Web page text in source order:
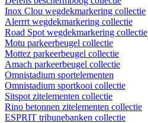
Inox Clou wegdekmarkering collectie
Alerrrt wegdekmarkering collectie
Road Spot wegdekmarkering collectie
Motu parkeerbeugel collectie
Mottez parkeerbeugel collectie
Amach parkeerbeugel collectie
Omnistadium sportelementen
Omnistadium sportkooi collectie
Sitspot zitelementen collectie
Rino betonnen zitelementen collectie
ESPRIT tribunebanken collectie